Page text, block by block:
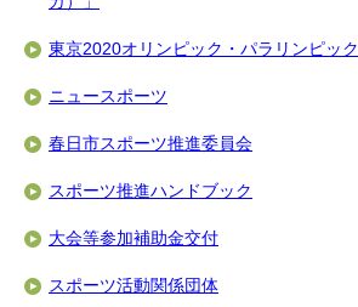
東京2020オリンピック・パラリンピック
ニュースポーツ
春日市スポーツ推進委員会
スポーツ推進ハンドブック
大会等参加補助金交付
スポーツ活動関係団体